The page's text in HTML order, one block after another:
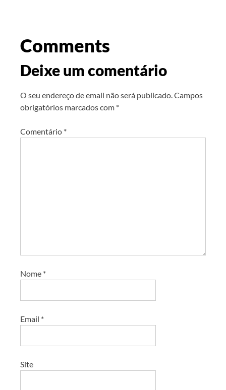
Comments
Deixe um comentário
O seu endereço de email não será publicado.Campos
obrigatórios marcados com *
Comentário *
Nome *
Email *
Site